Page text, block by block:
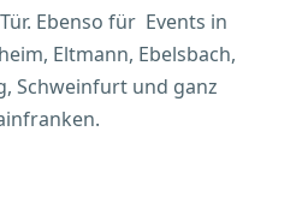
Ebenso für Events in
Eltmann, Ebelsbach,
Schweinfurt und ganz